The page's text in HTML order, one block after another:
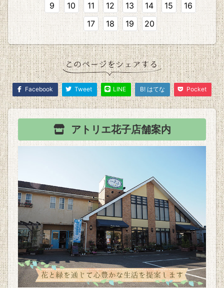
9
10 11 12 13 14 15
16
17
18 19 20
Facebook Tweet LINE B! はてな Pocket
アトリエ花子店舗案内